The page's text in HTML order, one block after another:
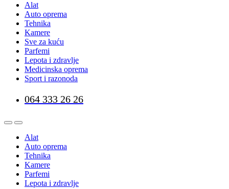
Alat
Auto oprema
Tehnika
Kamere
Sve za kuću
Parfemi
Lepota i zdravlje
Medicinska oprema
Sport i razonoda
064 333 26 26
Alat
Auto oprema
Tehnika
Kamere
Parfemi
Lepota i zdravlje